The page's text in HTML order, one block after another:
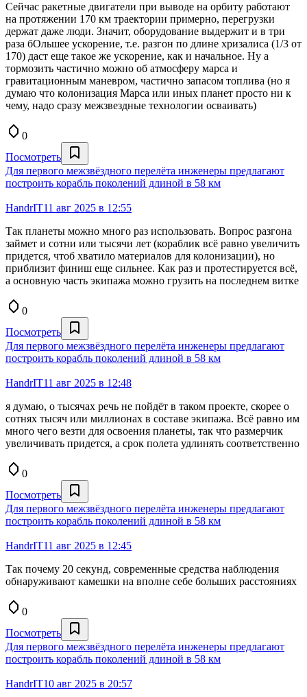
Сейчас ракетные двигатели при выводе на орбиту работают
на протяжении 170 км траектории примерно, перегрузки
держат даже люди. Значит, оборудование выдержит и в три
раза бОльшее ускорение, т.е. разгон по длине хризалиса (1/3 от
170) даст еще такое же ускорение, как и начальное. Ну а
тормозить частично можно об атмосферу марса и
гравитационным маневром, частично запасом топлива (но я
думаю что колонизация Марса или иных планет просто ни к
чему, надо сразу межзвездные технологии осваивать)
0
Посмотреть
Для первого межзвёздного перелёта инженеры предлагают
построить корабль поколений длиной в 58 км
HandrIT11 авг 2025 в 12:55
Так планеты можно много раз использовать. Вопрос разгона
займет и сотни или тысячи лет (кораблик всё равно увеличить
придется, чтоб хватило материалов для колонизации), но
приблизит финиш еще сильнее. Как раз и протестируется всё,
а основную часть экипажа можно грузить на последнем витке
0
Посмотреть
Для первого межзвёздного перелёта инженеры предлагают
построить корабль поколений длиной в 58 км
HandrIT11 авг 2025 в 12:48
я думаю, о тысячах речь не пойдёт в таком проекте, скорее о
сотнях тысяч или миллионах в составе экипажа. Всё равно им
много чего везти для освоения планеты, так что размерчик
увеличивать придется, а срок полета удлинять соответственно
0
Посмотреть
Для первого межзвёздного перелёта инженеры предлагают
построить корабль поколений длиной в 58 км
HandrIT11 авг 2025 в 12:45
Так почему 20 секунд, современные средства наблюдения
обнаруживают камешки на вполне себе больших расстояниях
0
Посмотреть
Для первого межзвёздного перелёта инженеры предлагают
построить корабль поколений длиной в 58 км
HandrIT10 авг 2025 в 20:57